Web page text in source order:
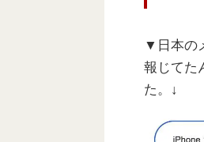
▼日本の
報じてた
た。↓